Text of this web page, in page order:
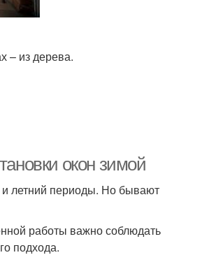
– из дерева.
окон зимой
летний периоды. Но бывают
работы важно соблюдать
подхода.